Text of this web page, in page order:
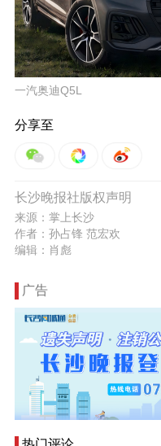
一汽奥迪Q5L
分享至
长沙晚报社版权声明
来源：掌上长沙
作者：孙占锋 范宏欢
编辑：肖彪
广告